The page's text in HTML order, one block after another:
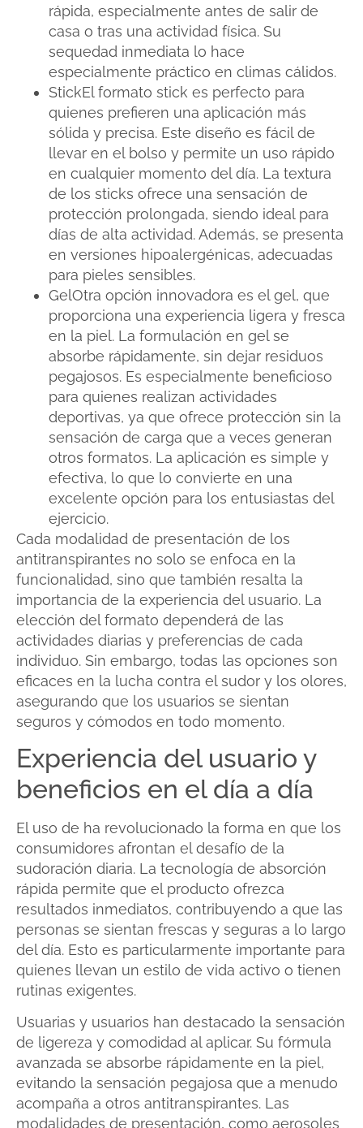
rápida, especialmente antes de salir de
casa o tras una actividad física. Su
sequedad inmediata lo hace
especialmente práctico en climas cálidos.
StickEl formato stick es perfecto para
quienes prefieren una aplicación más
sólida y precisa. Este diseño es fácil de
llevar en el bolso y permite un uso rápido
en cualquier momento del día. La textura
de los sticks ofrece una sensación de
protección prolongada, siendo ideal para
días de alta actividad. Además, se presenta
en versiones hipoalergénicas, adecuadas
para pieles sensibles.
GelOtra opción innovadora es el gel, que
proporciona una experiencia ligera y fresca
en la piel. La formulación en gel se
absorbe rápidamente, sin dejar residuos
pegajosos. Es especialmente beneficioso
para quienes realizan actividades
deportivas, ya que ofrece protección sin la
sensación de carga que a veces generan
otros formatos. La aplicación es simple y
efectiva, lo que lo convierte en una
excelente opción para los entusiastas del
ejercicio.
Cada modalidad de presentación de los
antitranspirantes no solo se enfoca en la
funcionalidad, sino que también resalta la
importancia de la experiencia del usuario. La
elección del formato dependerá de las
actividades diarias y preferencias de cada
individuo. Sin embargo, todas las opciones son
eficaces en la lucha contra el sudor y los olores,
asegurando que los usuarios se sientan
seguros y cómodos en todo momento.
Experiencia del usuario y
beneficios en el día a día
El uso de ha revolucionado la forma en que los
consumidores afrontan el desafío de la
sudoración diaria. La tecnología de absorción
rápida permite que el producto ofrezca
resultados inmediatos, contribuyendo a que las
personas se sientan frescas y seguras a lo largo
del día. Esto es particularmente importante para
quienes llevan un estilo de vida activo o tienen
rutinas exigentes.
Usuarias y usuarios han destacado la sensación
de ligereza y comodidad al aplicar. Su fórmula
avanzada se absorbe rápidamente en la piel,
evitando la sensación pegajosa que a menudo
acompaña a otros antitranspirantes. Las
modalidades de presentación, como aerosoles